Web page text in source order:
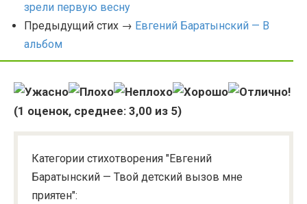
зрели первую весну
Предыдущий стих → Евгений Баратынский — В
альбом
(1 оценок, среднее: 3,00 из 5)
Категории стихотворения "Евгений
Баратынский — Твой детский вызов мне
приятен":